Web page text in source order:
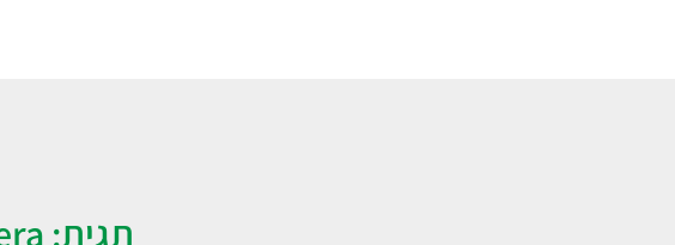
תגית: trail camera